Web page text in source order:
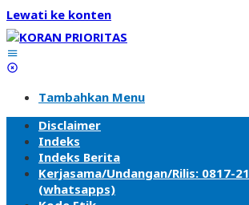
Lewati ke konten
Tambahkan Menu
Disclaimer
Indeks
Indeks Berita
Kerjasama/Undangan/Rilis: 0817-
(whatsapps)